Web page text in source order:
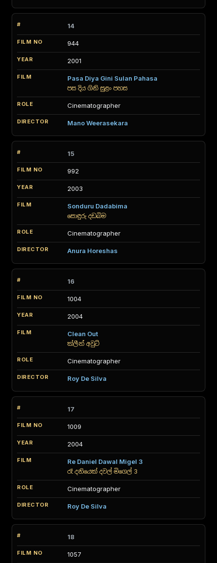
14
944
2001
Pasa Diya Gini Sulan Pahasa
පස දිය ගිනි සුළං පහස
Cinematographer
Mano Weerasekara
15
992
2003
Sonduru Dadabima
සොඳුරු දඩබිම
Cinematographer
Anura Horeshas
16
1004
2004
Clean Out
ක්ලීන් අවුට්
Cinematographer
Roy De Silva
17
1009
2004
Re Daniel Dawal Migel 3
රෑ දනියෙක් දවල් මිගෙල් 3
Cinematographer
Roy De Silva
18
1057